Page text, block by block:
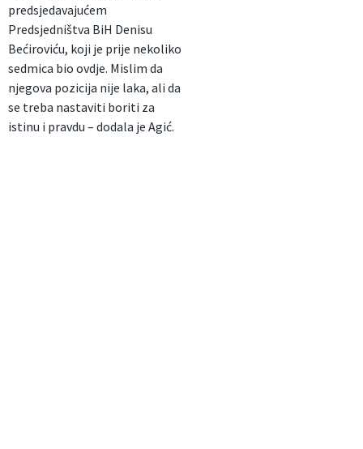
predsjedavajućem
Predsjedništva BiH Denisu
Bećiroviću, koji je prije nekoliko
sedmica bio ovdje. Mislim da
njegova pozicija nije laka, ali da
se treba nastaviti boriti za
istinu i pravdu – dodala je Agić.